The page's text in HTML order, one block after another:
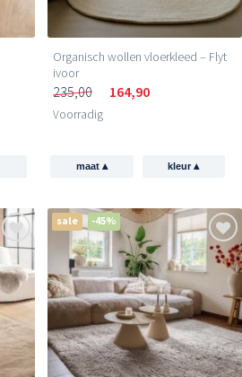
Organisch wollen vloerkleed – Flyt
ivoor
235,00 164,90
Voorradig
maat ▴ kleur▴
sale -45%